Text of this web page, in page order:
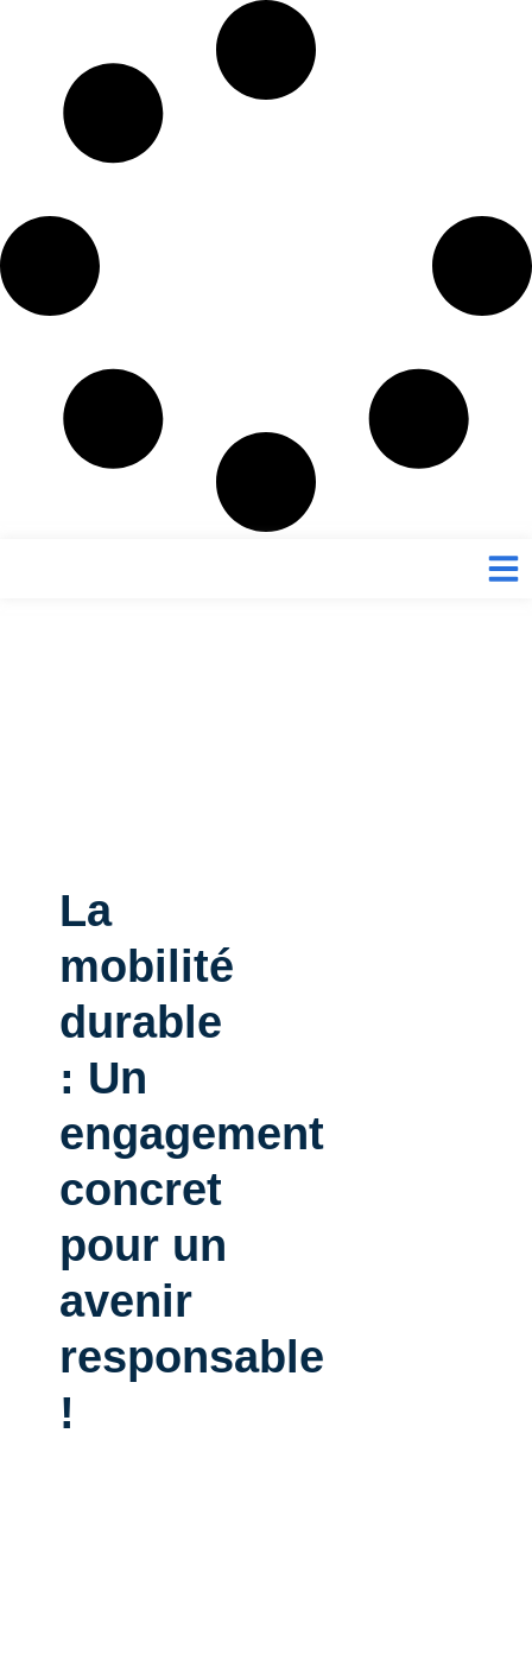
La
mobilité
durable
: Un
engagement
concret
pour un
avenir
responsable
!